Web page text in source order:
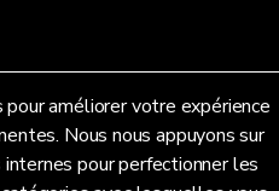
améliorer votre expérience
Nous nous appuyons sur
pour perfectionner les